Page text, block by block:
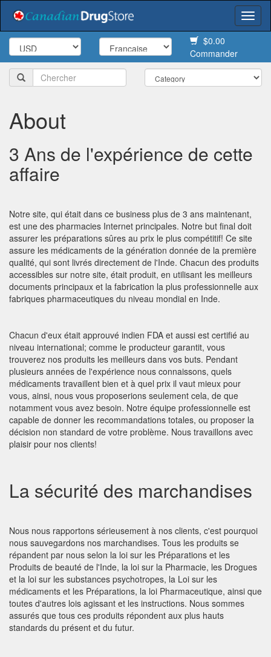
$0.00
Commander
About
3 Ans de l'expérience de cette
affaire
Notre site, qui était dans ce business plus de 3 ans maintenant,
est une des pharmacies Internet principales. Notre but final doit
assurer les préparations sûres au prix le plus compétitif! Ce site
assure les médicaments de la génération donnée de la première
qualité, qui sont livrés directement de l'Inde. Chacun des produits
accessibles sur notre site, était produit, en utilisant les meilleurs
documents principaux et la fabrication la plus professionnelle aux
fabriques pharmaceutiques du niveau mondial en Inde.
Chacun d'eux était approuvé indien FDA et aussi est certifié au
niveau international; comme le producteur garantit, vous
trouverez nos produits les meilleurs dans vos buts. Pendant
plusieurs années de l'expérience nous connaissons, quels
médicaments travaillent bien et à quel prix il vaut mieux pour
vous, ainsi, nous vous proposerions seulement cela, de que
notamment vous avez besoin. Notre équipe professionnelle est
capable de donner les recommandations totales, ou proposer la
décision non standard de votre problème. Nous travaillons avec
plaisir pour nos clients!
La sécurité des marchandises
Nous nous rapportons sérieusement à nos clients, c'est pourquoi
nous sauvegardons nos marchandises. Tous les produits se
répandent par nous selon la loi sur les Préparations et les
Produits de beauté de l'Inde, la loi sur la Pharmacie, les Drogues
et la loi sur les substances psychotropes, la Loi sur les
médicaments et les Préparations, la loi Pharmaceutique, ainsi que
toutes d'autres lois agissant et les instructions. Nous sommes
assurés que tous ces produits répondent aux plus hauts
standards du présent et du futur.